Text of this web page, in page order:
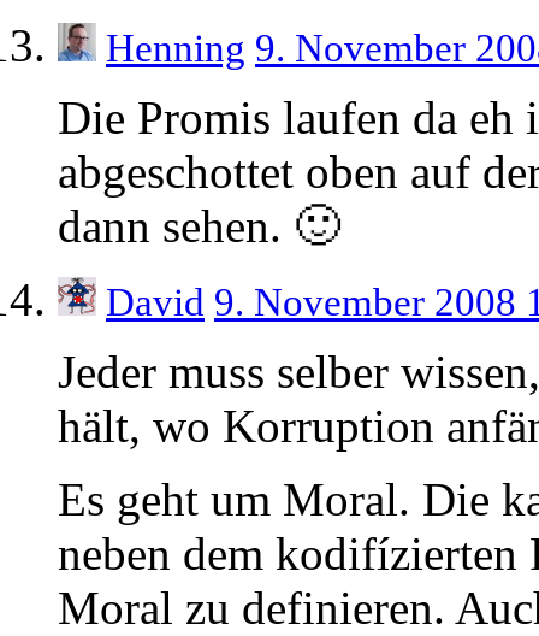
Henning 9. November
Die Promis laufen da
abgeschottet oben auf
dann sehen. 🙂
David 9. November 2008
Jeder muss selber
hält, wo Korruption
Es geht um Moral. Die
neben dem kodifízierten
Moral zu definieren.